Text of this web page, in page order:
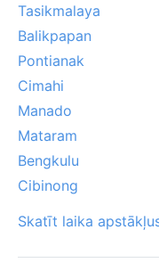
Tasikmalaya
Balikpapan
Pontianak
Cimahi
Manado
Mataram
Bengkulu
Cibinong
Skatīt laika